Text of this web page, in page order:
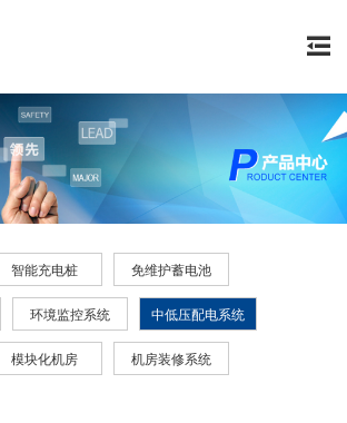
智能充电桩 免维护蓄电池
环境监控系统 中低压配电系统
模块化机房 机房装修系统